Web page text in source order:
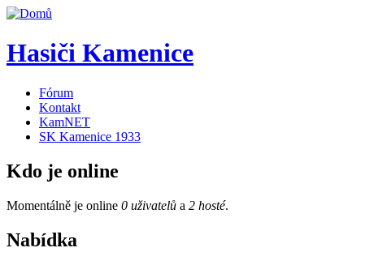
Hasiči Kamenice
Fórum
Kontakt
KamNET
SK Kamenice 1933
Kdo je online
Momentálně je online 0 uživatelů a 2 hosté.
Nabídka